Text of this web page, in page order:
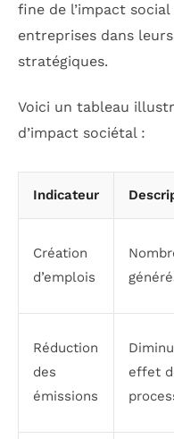
fine de l’impact
entreprises dans
stratégiques.
Voici un tableau
d’impact sociétal :
Indicateur
Création
d’emplois
Réduction
des
émissions
effet